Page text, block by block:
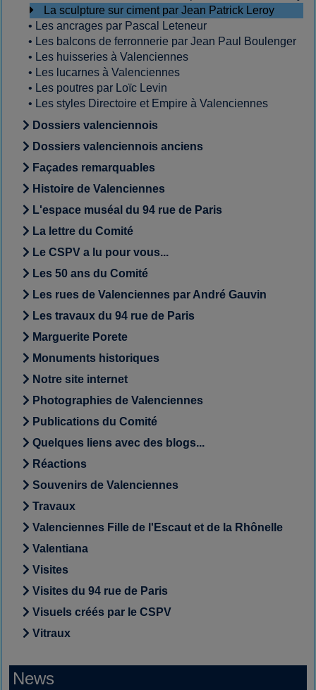
La sculpture sur ciment par Jean Patrick Leroy
• Les ancrages par Pascal Leteneur
• Les balcons de ferronnerie par Jean Paul Boulenger
• Les huisseries à Valenciennes
• Les lucarnes à Valenciennes
• Les poutres par Loïc Levin
• Les styles Directoire et Empire à Valenciennes
Dossiers valenciennois
Dossiers valenciennois anciens
Façades remarquables
Histoire de Valenciennes
L'espace muséal du 94 rue de Paris
La lettre du Comité
Le CSPV a lu pour vous...
Les 50 ans du Comité
Les rues de Valenciennes par André Gauvin
Les travaux du 94 rue de Paris
Marguerite Porete
Monuments historiques
Notre site internet
Photographies de Valenciennes
Publications du Comité
Quelques liens avec des blogs...
Réactions
Souvenirs de Valenciennes
Travaux
Valenciennes Fille de l'Escaut et de la Rhônelle
Valentiana
Visites
Visites du 94 rue de Paris
Visuels créés par le CSPV
Vitraux
News